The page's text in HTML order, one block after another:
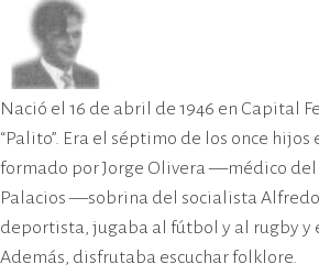
Nació el 16 de abril de 1946 en Capital
“Palito”. Era el séptimo de los once
formado por Jorge Olivera —médico
Palacios —sobrina del socialista
deportista, jugaba al fútbol y al rugby y
Además, disfrutaba escuchar folklore.